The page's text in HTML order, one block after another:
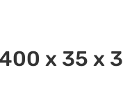
x 35 x 3